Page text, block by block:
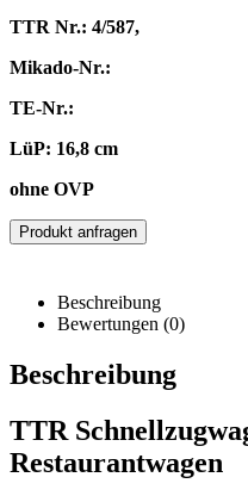
TTR Nr.: 4/587,
Mikado-Nr.:
TE-Nr.:
LüP: 16,8 cm
ohne OVP
Produkt anfragen
Beschreibung
Bewertungen (0)
Beschreibung
TTR
Restaurantwagen